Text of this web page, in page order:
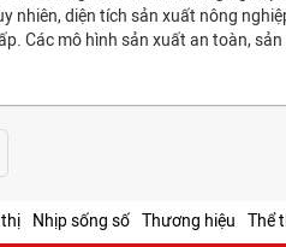
nhiên, diện tích sản xuất nông
Các mô hình sản xuất an toàn, sản
Nhịp sống số Thương hiệu Thể